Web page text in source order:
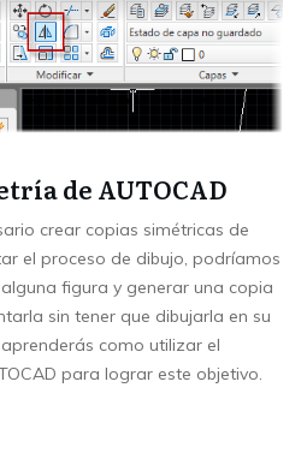
de AUTOCAD
crear copias simétricas de
el proceso de dibujo, podríamos
figura y generar una copia
sin tener que dibujarla en su
como utilizar el
para lograr este objetivo.